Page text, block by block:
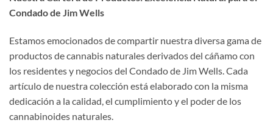
Condado de Jim Wells
Estamos emocionados de compartir nuestra diversa gama de
productos de cannabis naturales derivados del cáñamo con
los residentes y negocios del Condado de Jim Wells. Cada
artículo de nuestra colección está elaborado con la misma
dedicación a la calidad, el cumplimiento y el poder de los
cannabinoides naturales.